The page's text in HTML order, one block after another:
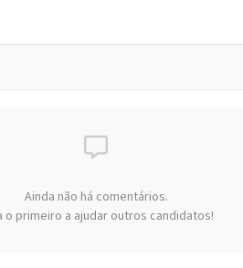
Ainda não há comentários.
o primeiro a ajudar outros candidatos!